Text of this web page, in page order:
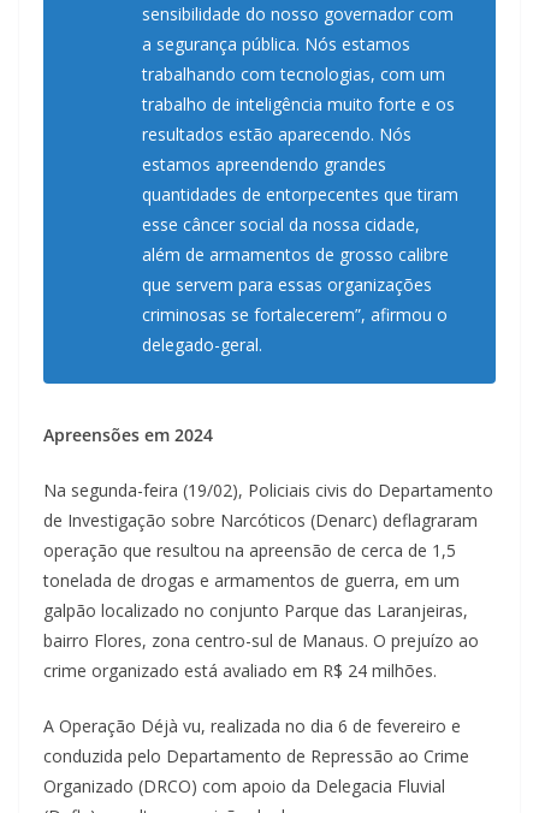
sensibilidade do nosso governador com
a segurança pública. Nós estamos
trabalhando com tecnologias, com um
trabalho de inteligência muito forte e os
resultados estão aparecendo. Nós
estamos apreendendo grandes
quantidades de entorpecentes que tiram
esse câncer social da nossa cidade,
além de armamentos de grosso calibre
que servem para essas organizações
criminosas se fortalecerem”, afirmou o
delegado-geral.
Apreensões em 2024
Na segunda-feira (19/02), Policiais civis do Departamento
de Investigação sobre Narcóticos (Denarc) deflagraram
operação que resultou na apreensão de cerca de 1,5
tonelada de drogas e armamentos de guerra, em um
galpão localizado no conjunto Parque das Laranjeiras,
bairro Flores, zona centro-sul de Manaus. O prejuízo ao
crime organizado está avaliado em R$ 24 milhões.
A Operação Déjà vu, realizada no dia 6 de fevereiro e
conduzida pelo Departamento de Repressão ao Crime
Organizado (DRCO) com apoio da Delegacia Fluvial